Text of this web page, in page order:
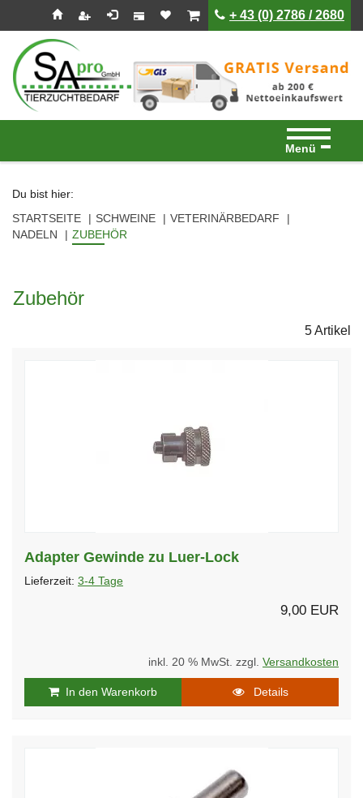
Seitenebreiche:
ist leerist leer+ 43 (0) 2786 / 2680
Menü
Du bist hier:
STARTSEITE
SCHWEINE
VETERINÄRBEDARF
NADELN
ZUBEHÖR
Zubehör
5 Artikel
Adapter Gewinde zu Luer-Lock
Lieferzeit: 3-4 Tage
9,00 EUR
inkl. 20 % MwSt. zzgl. Versandkosten
In den Warenkorb Details